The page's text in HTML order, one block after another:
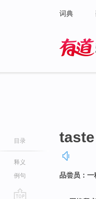
词典
目录
释义
例句
品尝员：一